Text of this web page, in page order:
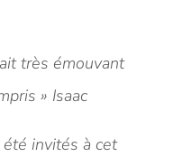
très émouvant
» Isaac
été invités à cet